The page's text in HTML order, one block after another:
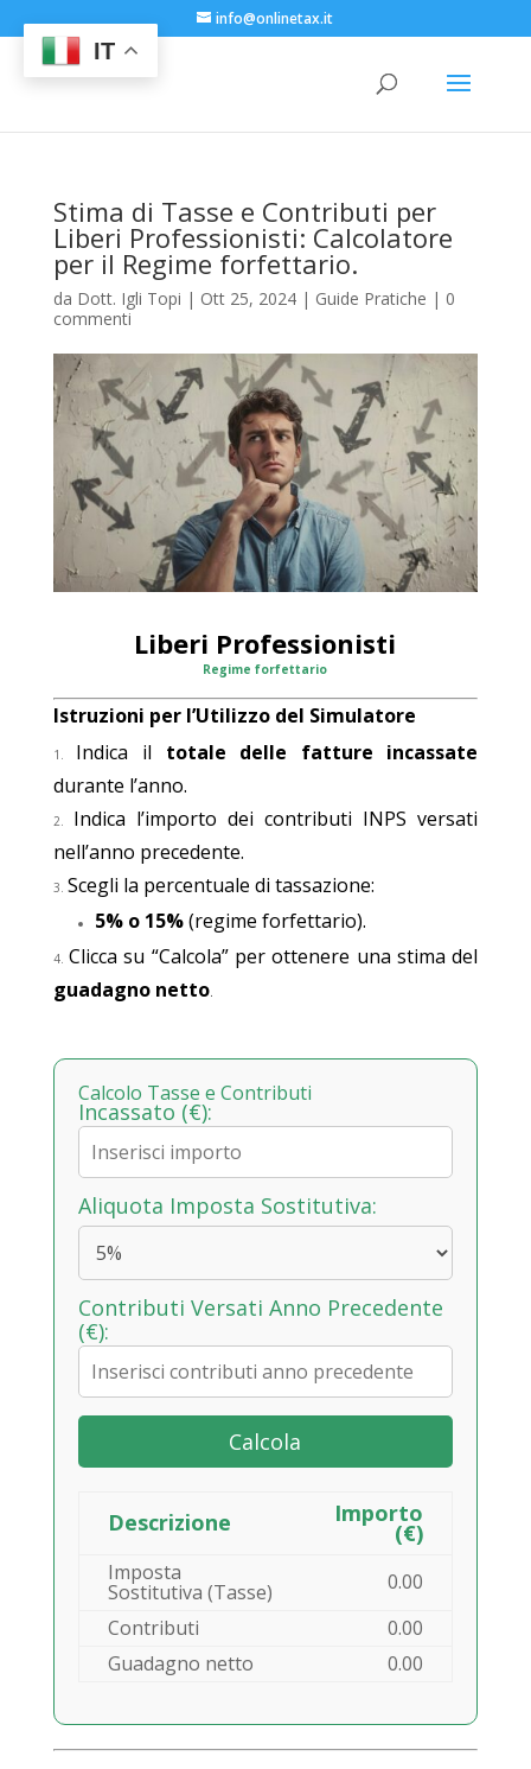
info@onlinetax.it
Stima di Tasse e Contributi per
Liberi Professionisti: Calcolatore
per il Regime forfettario.
da Dott. Igli Topi | Ott 25, 2024| Guide Pratiche | 0
commenti
Liberi Professionisti
Regime forfettario
Istruzioni per l’Utilizzo del Simulatore
Indica il totale delle fatture incassate
durante l’anno.
Indica l’importo dei contributi INPS versati
nell’anno precedente.
Scegli la percentuale di tassazione:
5% o 15%(regime forfettario).
Clicca su “Calcola” per ottenere una stima del
guadagno netto.
Calcolo Tasse e Contributi
Incassato (€):
Aliquota Imposta Sostitutiva:
Contributi Versati Anno Precedente
(€):
Calcola
Descrizione Importo
(€)
Imposta
Sostitutiva (Tasse)
0.00
Contributi
0.00
Guadagno netto
0.00
IT